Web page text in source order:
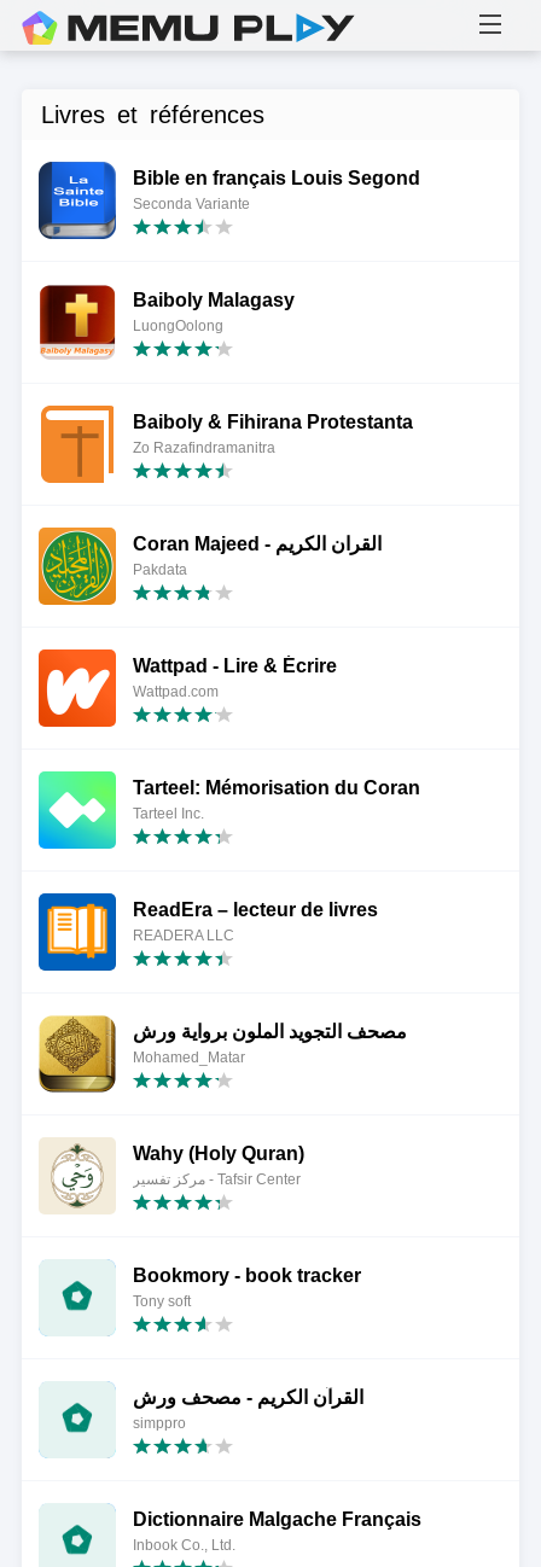
Livres et références
Bible en français Louis Segond
Seconda Variante
Baiboly Malagasy
LuongOolong
Baiboly & Fihirana Protestanta
Zo Razafindramanitra
Coran Majeed - القران الكريم
Pakdata
Wattpad - Lire & Écrire
Wattpad.com
Tarteel: Mémorisation du Coran
Tarteel Inc.
ReadEra – lecteur de livres
READERA LLC
مصحف التجويد الملون برواية ورش
Mohamed_Matar
Wahy (Holy Quran)
مركز تفسير - Tafsir Center
Bookmory - book tracker
Tony soft
القرآن الكريم - مصحف ورش
simppro
Dictionnaire Malgache Français
Inbook Co., Ltd.